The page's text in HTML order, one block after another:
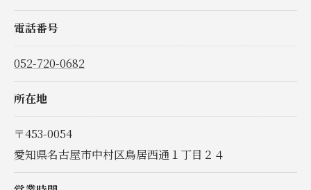
電話番号
052-720-0682
所在地
〒453-0054
愛知県名古屋市中村区鳥居西通１丁目２４